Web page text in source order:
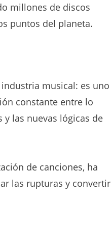
millones de discos
puntos del planeta.
musical: es uno
constante entre lo
las nuevas lógicas de
de canciones, ha
las rupturas y convertir